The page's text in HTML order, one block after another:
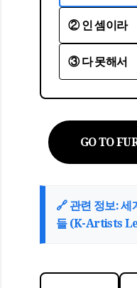
② 인 셈이라
③ 다 못해서
GO TO
🔗 관련 정보:
들 (K-Artists